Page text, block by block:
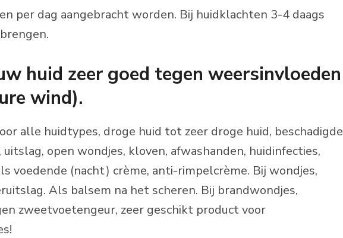
per dag aangebracht worden. Bij huidklachten 3-4 daags
huid zeer goed tegen weersinvloeden
wind).
alle huidtypes, droge huid tot zeer droge huid, beschadigde
uitslag, open wondjes, kloven, afwashanden, huidinfecties,
voedende (nacht) crème, anti-rimpelcrème. Bij wondjes,
Als balsem na het scheren. Bij brandwondjes,
zweetvoetengeur, zeer geschikt product voor